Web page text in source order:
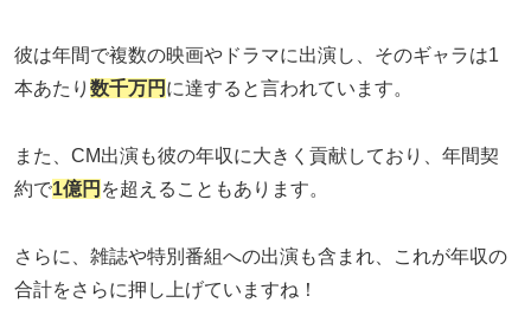
彼は年間で複数の映画やドラマに出演し、そのギャラは1
本あたり 数千万円 に達すると言われています。
また、CM出演も彼の年収に大きく貢献しており、年間契
約で1億円 を超えることもあります。
さらに、雑誌や特別番組への出演も含まれ、これが年収の
合計をさらに押し上げていますね！